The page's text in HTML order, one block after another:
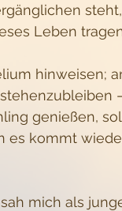
Leben
hinweisen;
genießen,
es kommt
mich als